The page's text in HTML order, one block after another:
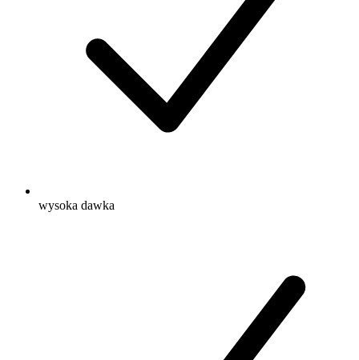
wysoka dawka